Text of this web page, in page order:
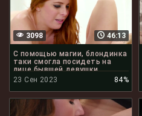
46:13
3098
С помощью магии, блондинка
таки смогла посидеть на
лице бывшей девушки
23 Сен 2023
84%